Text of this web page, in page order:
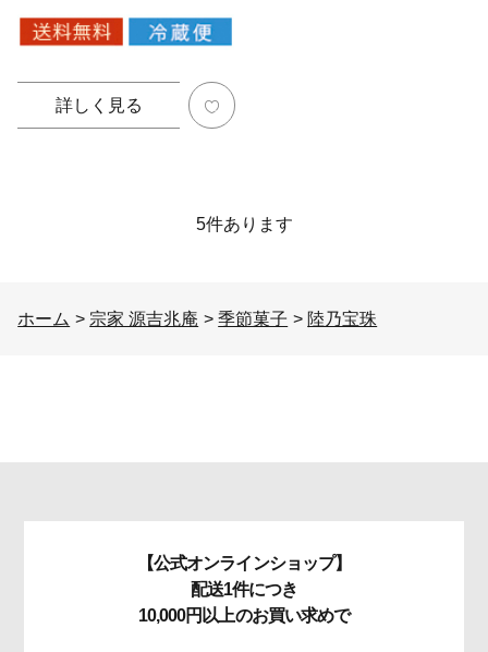
詳しく見る
5件あります
ホーム > 宗家 源吉兆庵 >季節菓子 > 陸乃宝珠
【公式オンラインショップ】
配送1件につき
10,000円以上のお買い求めで